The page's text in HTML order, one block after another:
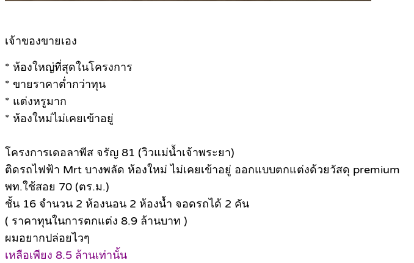
เจ้าของขายเอง
* ห้องใหญ่ที่สุดในโครงการ
* ขายราคาต่ำกว่าทุน
* แต่งหรูมาก
* ห้องใหม่ไม่เคยเข้าอยู่
โครงการเดอลาพีส จรัญ 81 (วิวแม่น้ำเจ้าพระยา)
ติดรถไฟฟ้า Mrt บางพลัด ห้องใหม่ ไม่เคยเข้าอยู่ ออกแบบตกแต่งด้วยวัสดุ premium
พท.ใช้สอย 70 (ตร.ม.)
ชั้น 16 จำนวน 2 ห้องนอน 2 ห้องน้ำ จอดรถได้ 2 คัน
( ราคาทุนในการตกแต่ง 8.9 ล้านบาท )
ผมอยากปล่อยไวๆ
เหลือเพียง 8.5 ล้านเท่านั้น